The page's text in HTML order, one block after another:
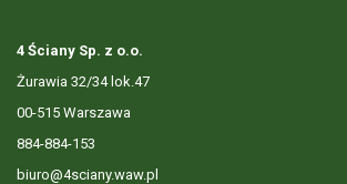
4 Ściany Sp. z o.o.
Żurawia 32/34 lok.47
00-515 Warszawa
884-884-153
biuro@4sciany.waw.pl